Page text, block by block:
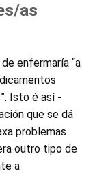
as
enfermaría “a
Isto é así -
que se dá
problemas
outro tipo de
a